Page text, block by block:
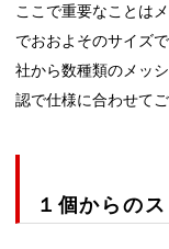
ここで重要なことは
でおおよそのサイズ
社から数種類のメッ
認で仕様に合わせて
１個からの